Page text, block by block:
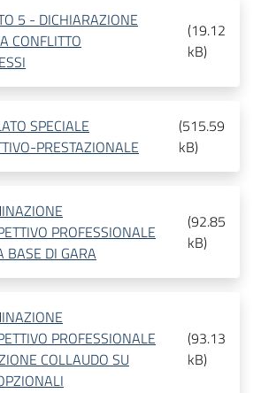
5 - DICHIARAZIONE
CONFLITTO
(19.12
kB)
SPECIALE
PRESTAZIONALE
(515.59
kB)
PROFESSIONALE
BASE DI GARA
(92.85
kB)
PROFESSIONALE
COLLAUDO SU
(93.13
kB)